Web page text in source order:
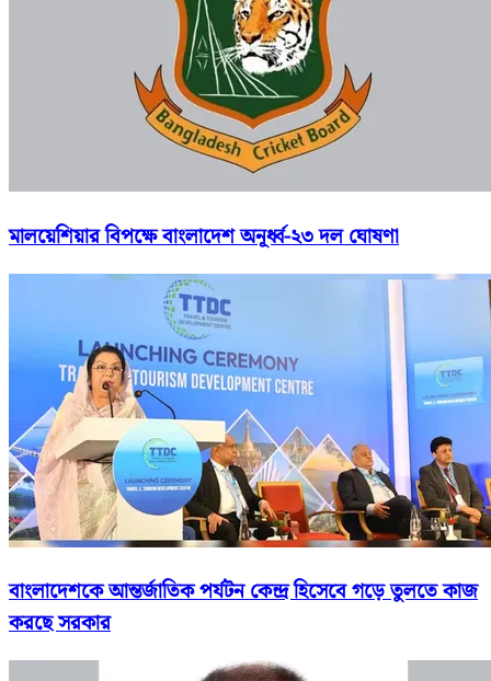
মালয়েশিয়ার বিপক্ষে বাংলাদেশ অনূর্ধ্ব-২৩ দল ঘোষণা
বাংলাদেশকে আন্তর্জাতিক পর্যটন কেন্দ্র হিসেবে গড়ে তুলতে কাজ
করছে সরকার